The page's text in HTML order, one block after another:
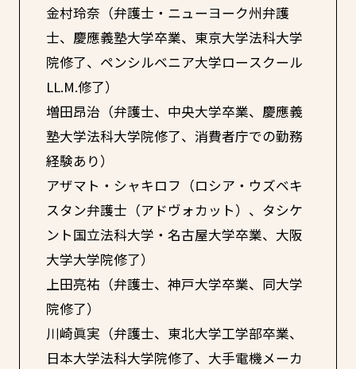
金村玲奈（弁護士・ニューヨーク州弁護
士、慶應義塾大学卒業、東京大学法科大学
院修了、ペンシルベニア大学ロースクール
LL.M.修了）
増田昂治（弁護士、中央大学卒業、慶應義
塾大学法科大学院修了、消費者庁での勤務
経験あり）
アザマト・シャキロフ（ロシア・ウズベキ
スタン弁護士（アドヴォカット）、タシケ
ント国立法科大学・名古屋大学卒業、大阪
大学大学院修了）
上田亮祐（弁護士、神戸大学卒業、同大学
院修了）
川崎眞実（弁護士、東北大学工学部卒業、
日本大学法科大学院修了、大手電機メーカ